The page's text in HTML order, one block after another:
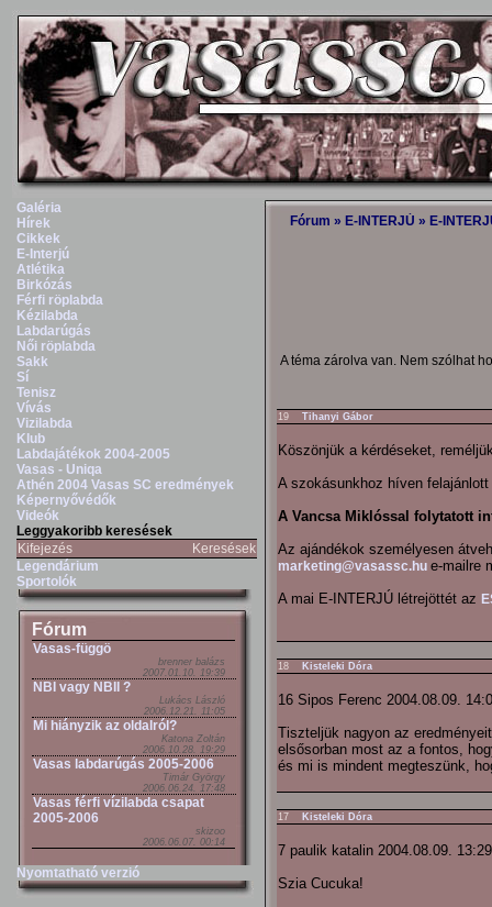
Galéria
Hírek
Cikkek
E-Interjú
Atlétika
Birkózás
Férfi röplabda
Kézilabda
Labdarúgás
Női röplabda
Sakk
Sí
Tenisz
Vívás
Vizilabda
Klub
Labdajátékok 2004-2005
Vasas - Uniqa
Athén 2004 Vasas SC eredmények
Képernyővédők
Videók
Leggyakoribb keresések
Kifejezés
Keresések
Legendárium
Sportolók
Fórum
Vasas-függö
brenner balázs
2007.01.10. 19:39
NBI vagy NBII ?
Lukács László
2006.12.21. 11:05
Mi hiányzik az oldalról?
Katona Zoltán
2006.10.28. 19:29
Vasas labdarúgás 2005-2006
Timár György
2006.06.24. 17:48
Vasas férfi vízilabda csapat
2005-2006
skizoo
2006.06.07. 00:14
Nyomtatható verzió
Fórum » E-INTERJÚ » E-
A téma zárolva van. Nem szólhat
19 Tihanyi Gábor
Köszönjük a kérdéseket,
A szokásunkhoz híven
A Vancsa Miklóssal folytatott
Az ajándékok személyesen
marketing@vasassc.hu e-mailre
A mai E-INTERJÚ létrejöttét az
18 Kisteleki Dóra
16 Sipos Ferenc 2004.08.09.
Tiszteljük nagyon az
elsősorban most az a fontos,
és mi is mindent megteszünk,
17 Kisteleki Dóra
7 paulik katalin 2004.08.09. 13:29
Szia Cucuka!